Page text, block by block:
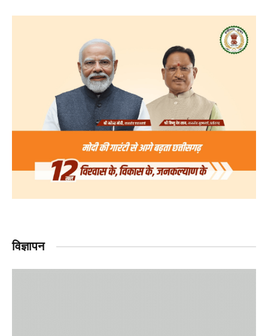
विज्ञापन